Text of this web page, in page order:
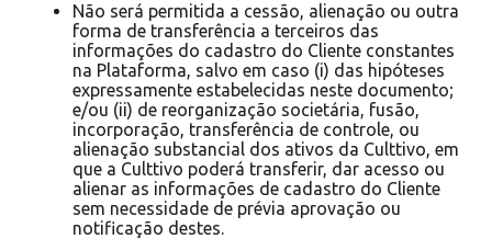
Não será permitida a cessão, alienação ou outra
forma de transferência a terceiros das
informações do cadastro do Cliente constantes
na Plataforma, salvo em caso (i) das hipóteses
expressamente estabelecidas neste documento;
e/ou (ii) de reorganização societária, fusão,
incorporação, transferência de controle, ou
alienação substancial dos ativos da Culttivo, em
que a Culttivo poderá transferir, dar acesso ou
alienar as informações de cadastro do Cliente
sem necessidade de prévia aprovação ou
notificação destes.